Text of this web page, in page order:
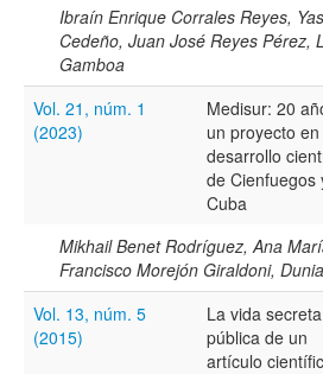
Fecha
De
Hasta
Ibraín Enrique Corrales Reyes,
Cedeño, Juan José Reyes Pérez,
Gamboa
Vol. 21, núm. 1
(2023)
Medisur: 20
un proyecto en
desarrollo
de Cienfuegos
Cuba
Mikhail Benet Rodríguez, Ana
Francisco Morejón Giraldoni,
Vol. 13, núm. 5
(2015)
La vida
pública de un
artículo